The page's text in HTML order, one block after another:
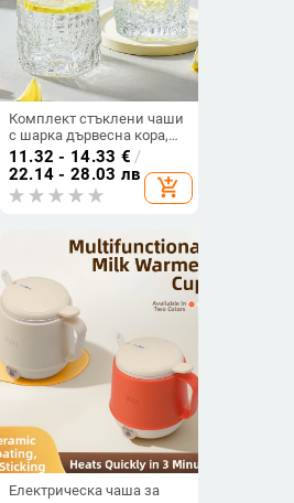
Комплект стъклени чаши
с шарка дървесна кора,
голям капацитет,
удебелени чаши за
напитки у дома
11.32 - 14.33 € /
22.14 - 28.03 лв
add_shopping_cart
Електрическа чаша за